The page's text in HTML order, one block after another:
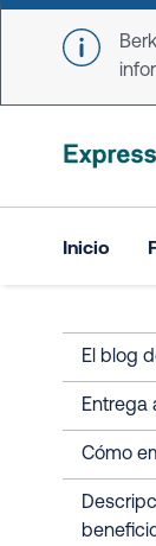
Skip to main
Inicio
El blog
Entrega
Cómo